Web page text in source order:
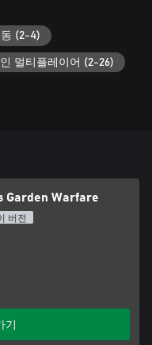
(2-4)
멀티플레이어 (2-26)
Garden Warfare
버전
기